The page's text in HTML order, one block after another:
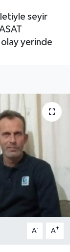
seyir
yerinde
A- A+